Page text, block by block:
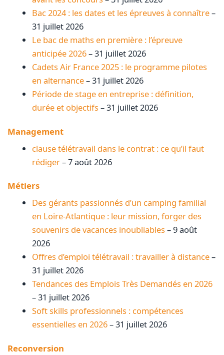
Bac 2024 : les dates et les épreuves à connaître–
31 juillet 2026
Le bac de maths en première : l’épreuve
anticipée 2026– 31 juillet 2026
Cadets Air France 2025 : le programme pilotes
en alternance– 31 juillet 2026
Période de stage en entreprise : définition,
durée et objectifs– 31 juillet 2026
Management
clause télétravail dans le contrat : ce qu’il faut
rédiger– 7 août 2026
Métiers
Des gérants passionnés d’un camping familial
en Loire-Atlantique : leur mission, forger des
souvenirs de vacances inoubliables– 9 août
2026
Offres d’emploi télétravail : travailler à distance–
31 juillet 2026
Tendances des Emplois Très Demandés en 2026
– 31 juillet 2026
Soft skills professionnels : compétences
essentielles en 2026– 31 juillet 2026
Reconversion